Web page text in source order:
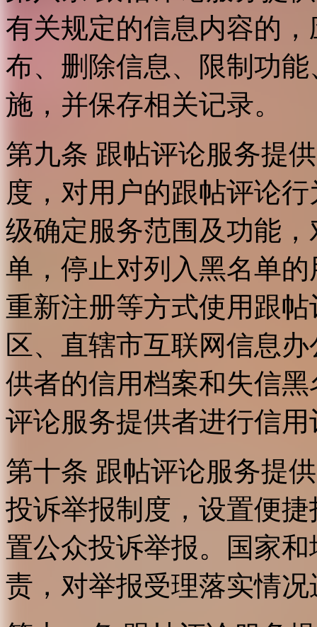
有关规定的信息内容的
布、删除信息、限制功
施，并保存相关记录。
第九条 跟帖评论服务提
度，对用户的跟帖评论
级确定服务范围及功能
单，停止对列入黑名单
重新注册等方式使用跟
区、直辖市互联网信息
供者的信用档案和失信
评论服务提供者进行信用
第十条 跟帖评论服务提
投诉举报制度，设置便
置公众投诉举报。国家
责，对举报受理落实情